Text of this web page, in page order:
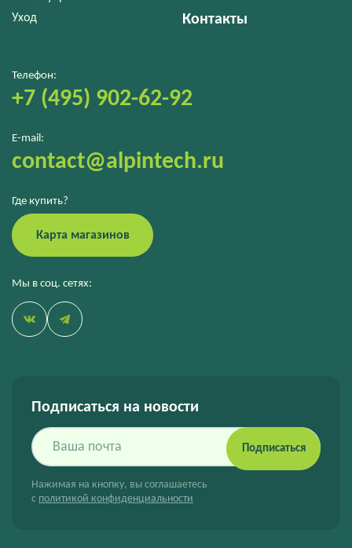
Телефон:
+7 (495) 902-62-92
E-mail:
contact@alpintech.ru
Мы в соц. сетях:
Где купить?
Карта магазинов
Уход
Контакты
Подписаться на новости
Подписаться
Нажимая на кнопку, вы соглашаетесь
с политикой конфиденциальности